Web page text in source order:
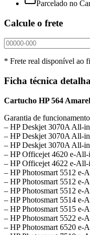
Parcelado no
Calcule o frete
* Frete real disponível ao
Ficha técnica
Cartucho HP 564
Garantia de
– HP Deskjet 3070A All-
– HP Deskjet 3070A All-
– HP Deskjet 3070A All-
– HP Officejet 4620 e-All-
– HP Officejet 4622 e-All-
– HP Photosmart 5512 e-
– HP Photosmart 5512 e-
– HP Photosmart 5512 e-
– HP Photosmart 5514 e-
– HP Photosmart 5515 e-
– HP Photosmart 5522 e-
– HP Photosmart 6520 e-